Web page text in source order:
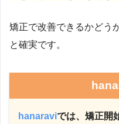
矯正で改善できるかどう
と確実です。
hanaraviでは、矯正開